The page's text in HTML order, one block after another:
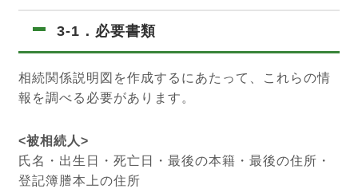
3-1．必要書類
相続関係説明図を作成するにあたって、これらの情
報を調べる必要があります。
<被相続人>
氏名・出生日・死亡日・最後の本籍・最後の住所・
登記簿謄本上の住所